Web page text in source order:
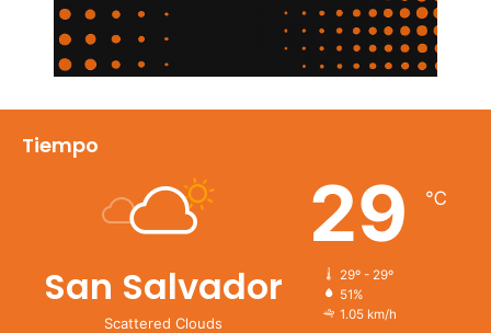
Tiempo
San Salvador
Scattered Clouds
29 ℃
29º - 29º
51%
1.05 km/h